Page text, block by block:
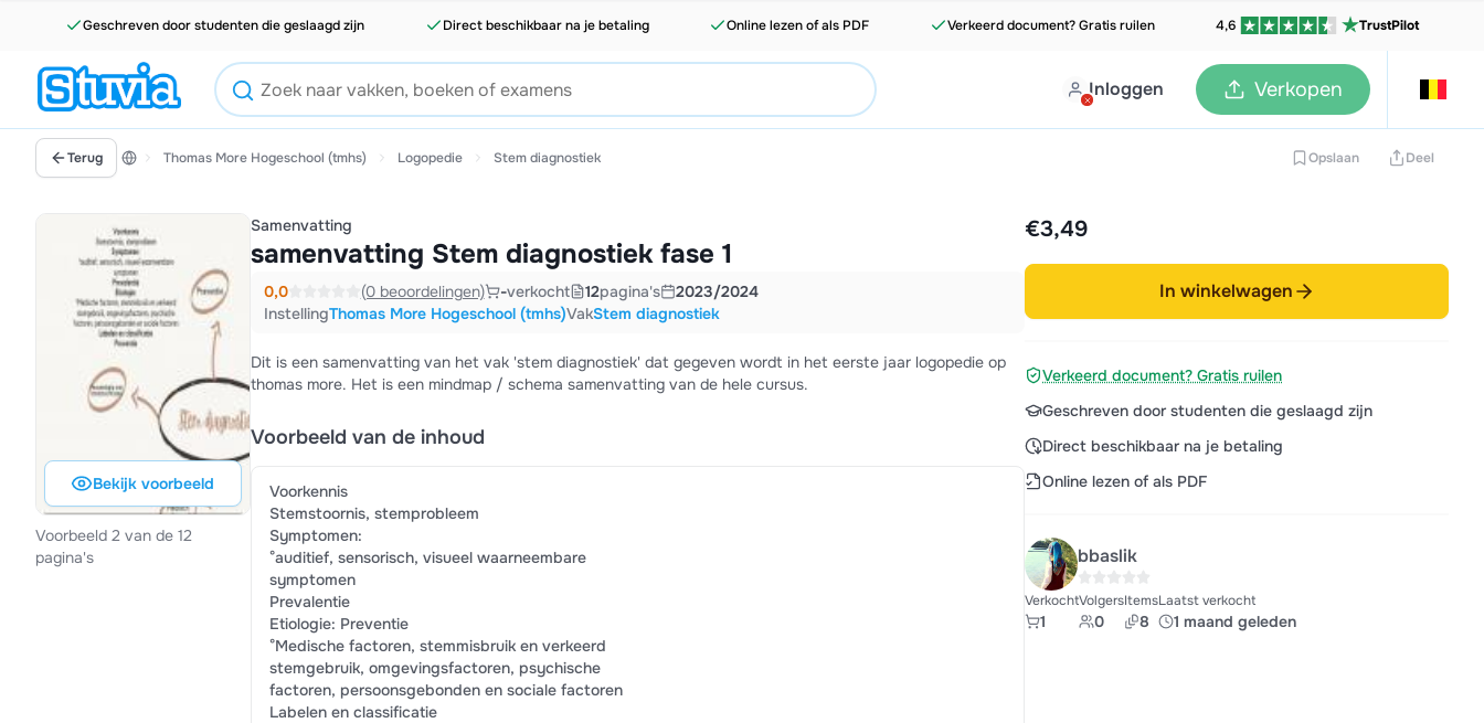
Geschreven door studenten die geslaagd zijn Direct beschikbaar na je betaling Online lezen of als PDF Verkeerd document? Gratis ruilen 4,6 TrustPilot
Inloggen Verkopen
Terug Thomas More Hogeschool (tmhs) Logopedie Stem diagnostiek Opslaan Deel
Bekijk voorbeeld
Voorbeeld 2 van de 12
pagina's
Samenvatting
samenvatting Stem diagnostiek fase 1
0,0 (0 beoordelingen) -verkocht 12pagina's
2023/2024
InstellingThomas More Hogeschool (tmhs)VakStem diagnostiek
Dit is een samenvatting van het vak 'stem diagnostiek' dat gegeven wordt in het eerste jaar logopedie op
thomas more. Het is een mindmap / schema samenvatting van de hele cursus.
Voorbeeld van de inhoud
Voorkennis
Stemstoornis, stemprobleem
Symptomen:
°auditief, sensorisch, visueel waarneembare
symptomen
Prevalentie
Etiologie: Preventie
°Medische factoren, stemmisbruik en verkeerd
stemgebruik, omgevingsfactoren, psychische
factoren, persoonsgebonden en sociale factoren
Labelen en classificatie
€3,49
In winkelwagen
Verkeerd document? Gratis ruilen
Geschreven door studenten die geslaagd zijn
Direct beschikbaar na je betaling
Online lezen of als PDF
bbaslik
Verkocht
1
Volgers
0
Items
8
Laatst verkocht
1 maand geleden